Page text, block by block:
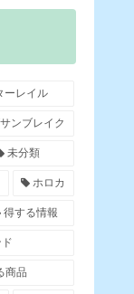
ーレイル
ンブレイク
未分類
ホロカ
得する情報
商品